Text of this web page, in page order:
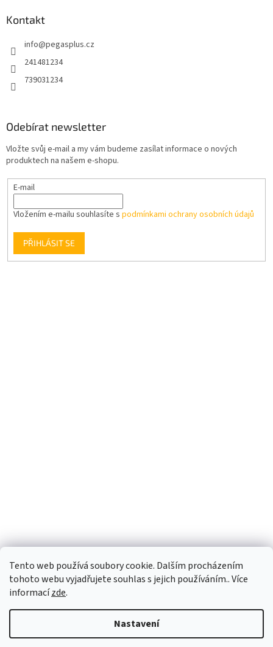
Tento web používá soubory cookie. Dalším procházením
tohoto webu vyjadřujete souhlas s jejich používáním.. Více
informacízde.
Nastavení
Kontakt
info@pegasplus.cz
241481234
739031234
Odebírat newsletter
Vložte svůj e-mail a my vám budeme zasílat informace o nových
produktech na našem e-shopu.
E-mail
Vložením e-mailu souhlasíte s podmínkami ochrany osobních údajů
PŘIHLÁSIT SE